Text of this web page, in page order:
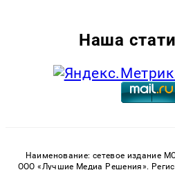
Наша
Наименование: сетевое издание
ООО «Лучшие Медиа Решения».